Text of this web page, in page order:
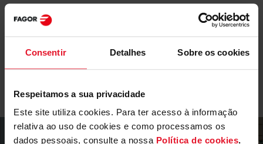
Consentir Detalhes Sobre os cookies
Respeitamos a sua privacidade
Este site utiliza cookies. Para ter acesso à informação
relativa ao uso de cookies e como processamos os
dados pessoais, consulte a nossa Política de cookies.
Incorporado com a
bancada
Para evitar que a gordura e a sujidade se acumulem
entre a placa e a bancada, as nossas placas de
indução foram concebidas para se integrarem
perfeitamente na bancada, sem deixar espaços onde
a sujidade se possa acumular. Cozinhar assim é um